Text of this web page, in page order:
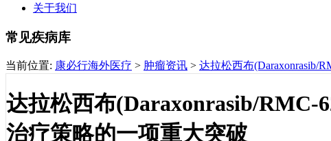
关于我们
常见疾病库
当前位置: 康必行海外医疗 > 肿瘤资讯 > 达拉松西布(Daraxonrasib/
达拉松西布(Daraxonrasib/RMC-
治疗策略的一项重大突破